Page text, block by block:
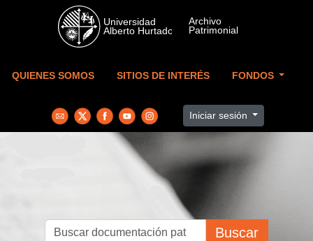
Skip to main content
QUIENES SOMOS SITIOS DE INTERÉS FONDOS
Iniciar sesión
Buscar